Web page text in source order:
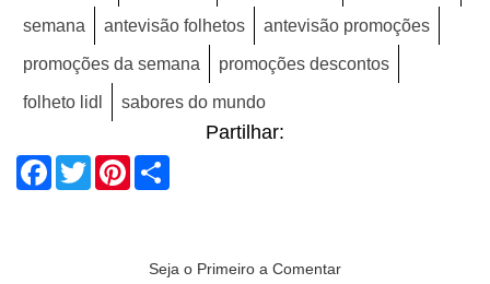
semana antevisão folhetos antevisão promoções
promoções da semana promoções descontos
folheto lidl sabores do mundo
Partilhar:
Facebook
TwitterPinterest
Seja o Primeiro a Comentar